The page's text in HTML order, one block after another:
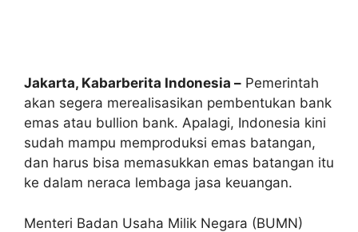
Jakarta, Kabarberita Indonesia – Pemerintah
akan segera merealisasikan pembentukan bank
emas atau bullion bank. Apalagi, Indonesia kini
sudah mampu memproduksi emas batangan,
dan harus bisa memasukkan emas batangan itu
ke dalam neraca lembaga jasa keuangan.
Menteri Badan Usaha Milik Negara (BUMN)